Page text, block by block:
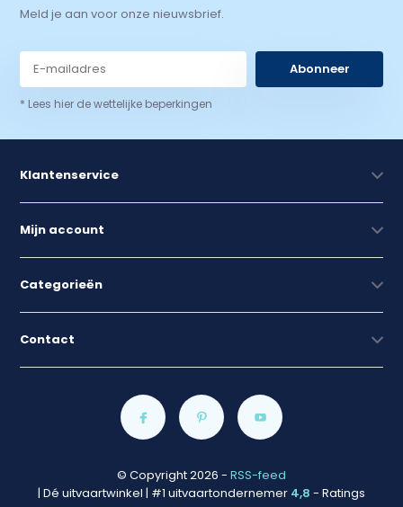
Meld je aan voor onze nieuwsbrief.
Abonneer
* Lees hier de wettelijke beperkingen
Klantenservice
Mijn account
Categorieën
Contact
© Copyright 2026 - RSS-feed
| Dé uitvaartwinkel | #1 uitvaartondernemer 4,8 - Ratings